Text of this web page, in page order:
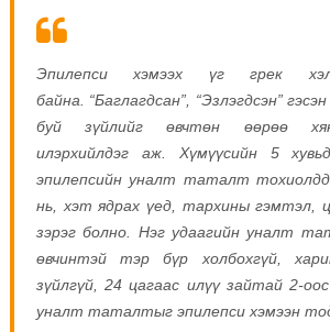
Эпилепси хэмээх үг грек
байна. “Баглагдсан”, “Эзлэгдсэн”
буй зүйлийг өвчтөн өөрөө
илэрхийлдэг аж. Хүмүүсийн 5
эпилепсийн уналт таталт
нь, хэт ядрах үед, тархины гэмтэл,
зэрэг болно. Нэг удаагийн уналт
өвчинтэй тэр бүр холбохгүй,
зүйлгүй, 24 цагаас илүү зайтай 2-
уналт таталтыг эпилепси хэмээн